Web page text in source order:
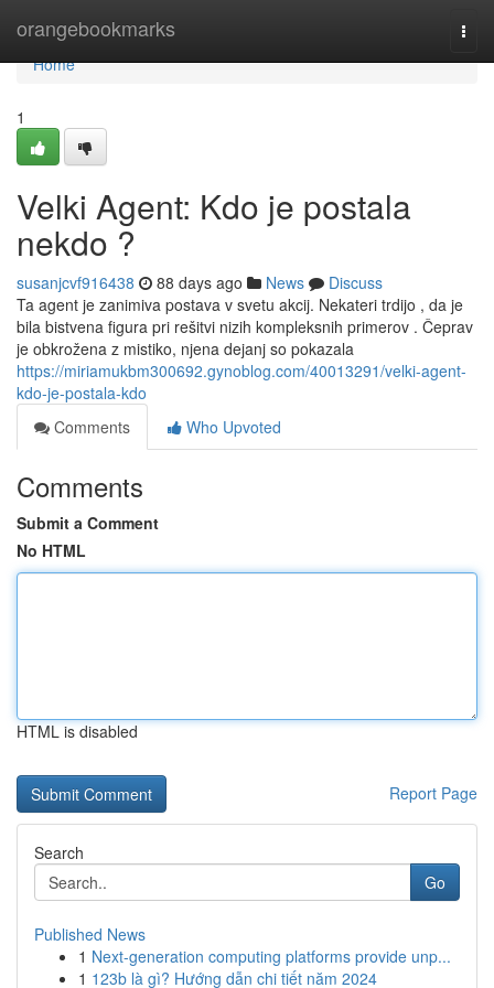
orangebookmarks
Home
Home
1
Velki Agent: Kdo je postala
nekdo ?
susanjcvf916438 88 days ago News
Discuss
Ta agent je zanimiva postava v svetu akcij. Nekateri trdijo , da je
bila bistvena figura pri rešitvi nizih kompleksnih primerov . Čeprav
je obkrožena z mistiko, njena dejanj so pokazala
https://miriamukbm300692.gynoblog.com/40013291/velki-agent-
kdo-je-postala-kdo
Comments
Who Upvoted
Comments
Submit a Comment
No HTML
HTML is disabled
Report Page
Search
Go
Published News
1 Next-generation computing platforms provide unp...
1 123b là gì? Hướng dẫn chi tiết năm 2024